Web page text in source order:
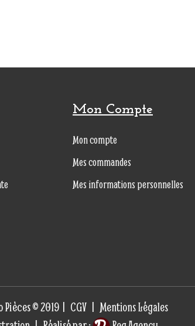
Mon Compte
Mon compte
Mes commandes
Mes informations personnelles
Pièces © 2019 | CGV| Mentions Légales